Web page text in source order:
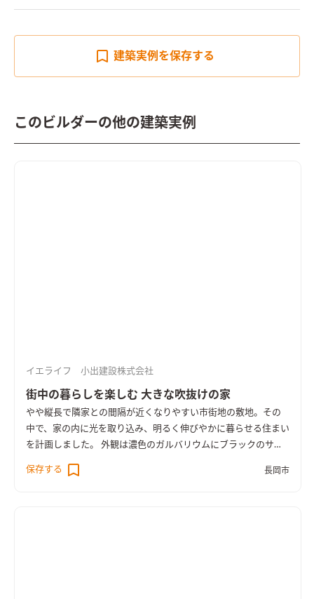
建築実例を保存する
このビルダーの他の建築実例
イエライフ 小出建設株式会社
街中の暮らしを楽しむ 大きな吹抜けの家
やや縦長で隣家との間隔が近くなりやすい市街地の敷地。その
中で、家の内に光を取り込み、明るく伸びやかに暮らせる住まい
を計画しました。 外観は濃色のガルバリウムにブラックのサッ
抜けから明るい光が差し込む開放的な空間が広がります。 吹き
保存する 長岡市